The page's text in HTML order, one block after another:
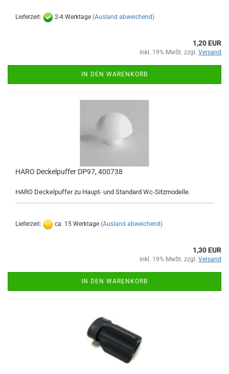
Lieferzeit: 2-4 Werktage (Ausland abweichend)
1,20 EUR
inkl. 19% MwSt. zzgl. Versand
IN DEN WARENKORB
HARO Deckelpuffer DP97, 400738
HARO Deckelpuffer zu Haupt- und Standard Wc-Sitzmodelle.
Lieferzeit: ca. 15 Werktage (Ausland abweichend)
1,30 EUR
inkl. 19% MwSt. zzgl. Versand
IN DEN WARENKORB